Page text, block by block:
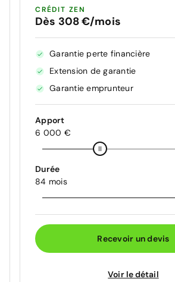
CRÉDIT ZEN
Dès 308 €/mois
Garantie perte financière
Extension de garantie
Garantie emprunteur
Apport
6 000 €
Durée
84 mois
Recevoir un devis
Voir le détail